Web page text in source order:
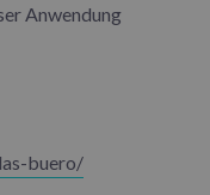
Anwendung
buero/